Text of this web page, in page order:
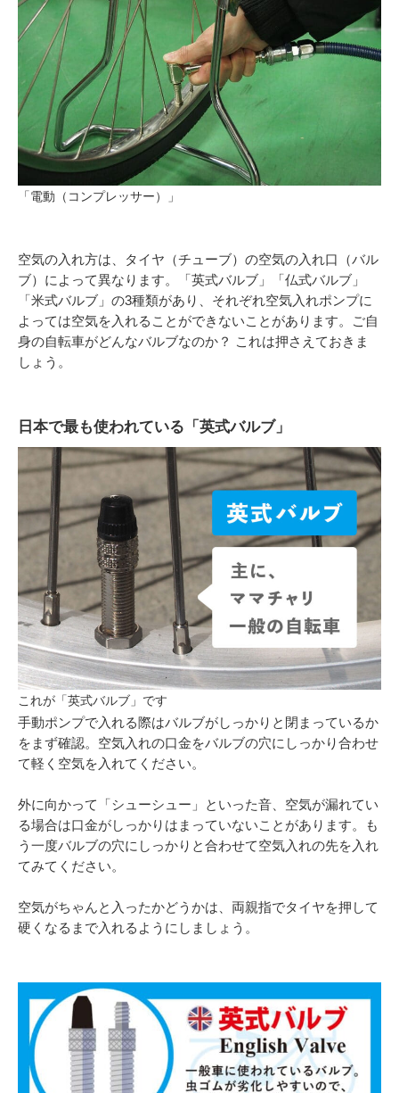
「電動（コンプレッサー）」
空気の入れ方は、タイヤ（チューブ）の空気の入れ口（バル
ブ）によって異なります。「英式バルブ」「仏式バルブ」
「米式バルブ」の3種類があり、それぞれ空気入れポンプに
よっては空気を入れることができないことがあります。ご自
身の自転車がどんなバルブなのか？ これは押さえておきま
しょう。
日本で最も使われている「英式バルブ」
これが「英式バルブ」です
手動ポンプで入れる際はバルブがしっかりと閉まっているか
をまず確認。空気入れの口金をバルブの穴にしっかり合わせ
て軽く空気を入れてください。
外に向かって「シューシュー」といった音、空気が漏れてい
る場合は口金がしっかりはまっていないことがあります。も
う一度バルブの穴にしっかりと合わせて空気入れの先を入れ
てみてください。
空気がちゃんと入ったかどうかは、両親指でタイヤを押して
硬くなるまで入れるようにしましょう。